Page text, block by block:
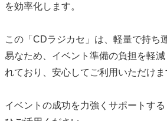
を効率化します。
この「CDラジカセ」は、軽量で持ち
易なため、イベント準備の負担を軽
れており、安心してご利用いただけま
イベントの成功を力強くサポートす